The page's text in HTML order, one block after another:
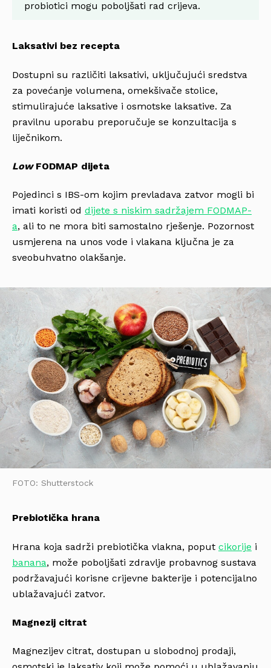
probiotici mogu poboljšati rad crijeva.
Laksativi bez recepta
Dostupni su različiti laksativi, uključujući sredstva
za povećanje volumena, omekšivače stolice,
stimulirajuće laksative i osmotske laksative. Za
pravilnu uporabu preporučuje se konzultacija s
liječnikom.
Low FODMAP dijeta
Pojedinci s IBS-om kojim prevladava zatvor mogli bi
imati koristi od dijete s niskim sadržajem FODMAP-
a, ali to ne mora biti samostalno rješenje. Pozornost
usmjerena na unos vode i vlakana ključna je za
sveobuhvatno olakšanje.
FOTO: Shutterstock
Prebiotička hrana
Hrana koja sadrži prebiotička vlakna, poput cikorije i
banana, može poboljšati zdravlje probavnog sustava
podržavajući korisne crijevne bakterije i potencijalno
ublažavajući zatvor.
Magnezij citrat
Magnezijev citrat, dostupan u slobodnoj prodaji,